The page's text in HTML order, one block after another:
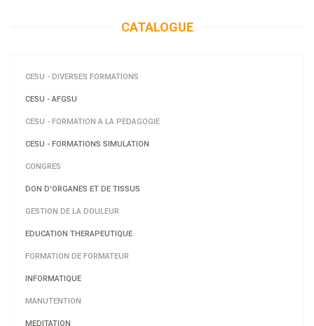
CATALOGUE
CESU - DIVERSES FORMATIONS
CESU - AFGSU
CESU - FORMATION A LA PEDAGOGIE
CESU - FORMATIONS SIMULATION
CONGRES
DON D'ORGANES ET DE TISSUS
GESTION DE LA DOULEUR
EDUCATION THERAPEUTIQUE
FORMATION DE FORMATEUR
INFORMATIQUE
MANUTENTION
MEDITATION